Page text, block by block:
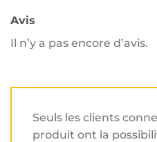
Avis
Il n’y a pas encore d’avis.
Seuls les clients
produit ont la